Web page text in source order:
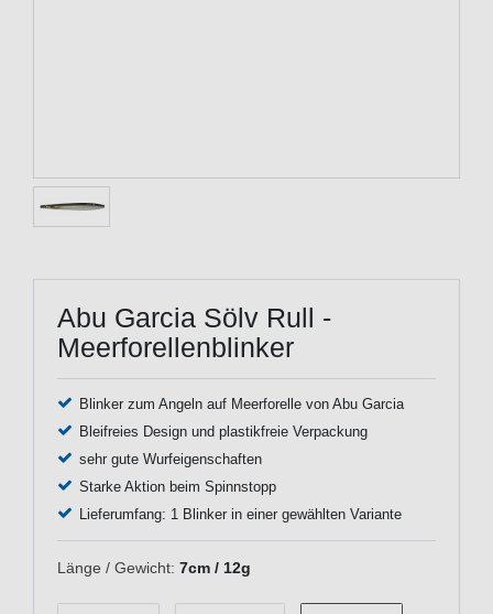
Abu Garcia Sölv Rull -
Meerforellenblinker
Blinker zum Angeln auf Meerforelle von Abu Garcia
Bleifreies Design und plastikfreie Verpackung
sehr gute Wurfeigenschaften
Starke Aktion beim Spinnstopp
Lieferumfang: 1 Blinker in einer gewählten Variante
Länge / Gewicht: 7cm / 12g